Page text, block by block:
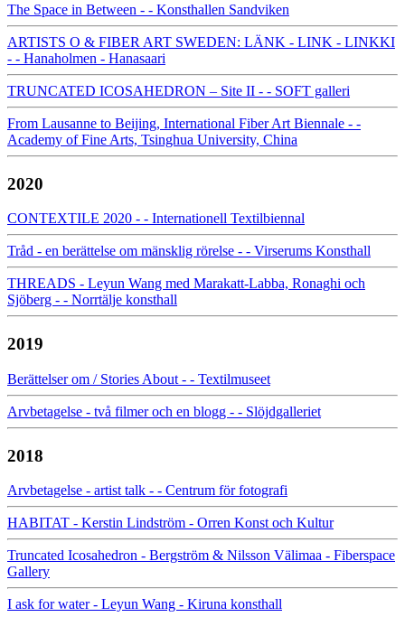
The Space in Between - - Konsthallen Sandviken
ARTISTS O & FIBER ART SWEDEN: LÄNK - LINK - LINKKI
- - Hanaholmen - Hanasaari
TRUNCATED ICOSAHEDRON – Site II - - SOFT galleri
From Lausanne to Beijing, International Fiber Art Biennale - -
Academy of Fine Arts, Tsinghua University, China
2020
CONTEXTILE 2020 - - Internationell Textilbiennal
Tråd - en berättelse om mänsklig rörelse - - Virserums Konsthall
THREADS - Leyun Wang med Marakatt-Labba, Ronaghi och
Sjöberg - - Norrtälje konsthall
2019
Berättelser om / Stories About - - Textilmuseet
Arvbetagelse - två filmer och en blogg - - Slöjdgalleriet
2018
Arvbetagelse - artist talk - - Centrum för fotografi
HABITAT - Kerstin Lindström - Orren Konst och Kultur
Truncated Icosahedron - Bergström & Nilsson Välimaa - Fiberspace
Gallery
I ask for water - Leyun Wang - Kiruna konsthall